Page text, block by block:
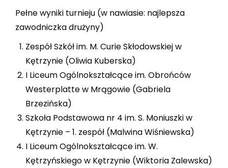
Pełne wyniki turnieju (w nawiasie: najlepsza
zawodniczka drużyny)
Zespół Szkół im. M. Curie Skłodowskiej w
Kętrzynie (Oliwia Kuberska)
I Liceum Ogólnokształcące im. Obrońców
Westerplatte w Mrągowie (Gabriela
Brzezińska)
Szkoła Podstawowa nr 4 im. S. Moniuszki w
Kętrzynie – 1. zespół (Malwina Wiśniewska)
I Liceum Ogólnokształcące im. W.
Kętrzyńskiego w Kętrzynie (Wiktoria Zalewska)